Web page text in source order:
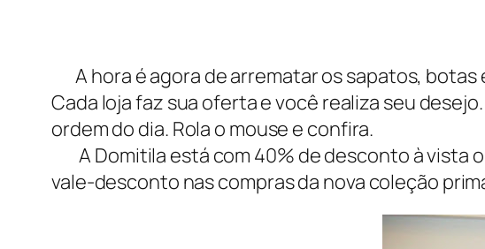
A hora é agora de arrematar os sapatos, botas
Cada loja faz sua oferta e você realiza seu
ordem do dia. Rola o mouse e confira.
A Domitila está com 40% de desconto à vista
vale-desconto nas compras da nova coleção